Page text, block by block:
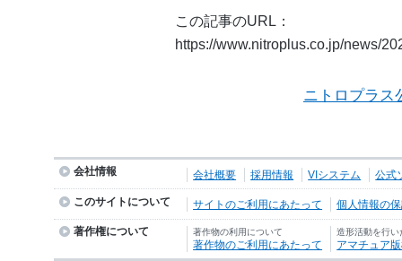
この記事のURL：
https://www.nitroplus.co.jp/news/
ニトロプラス
会社情報 会社概要 採用情報 VIシステム 公式
このサイトについて サイトのご利用にあたって 個人情報の
著作権について 著作物の利用について
著作物のご利用にあたって
造形活動を行い
アマチュア